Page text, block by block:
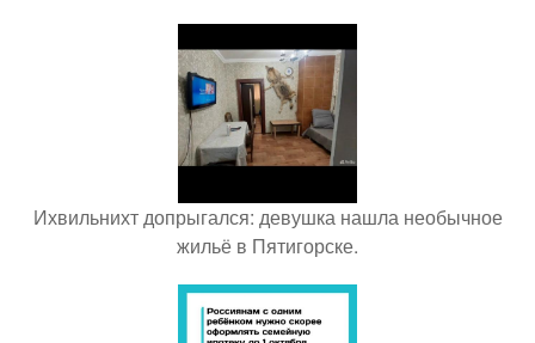
Ихвильнихт допрыгался: девушка нашла необычное
жильё в Пятигорске.